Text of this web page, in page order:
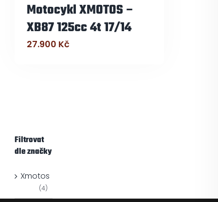
Motocykl XMOTOS –
XB87 125cc 4t 17/14
27.900 Kč
Filtrovat
dle značky
Xmotos
(4)